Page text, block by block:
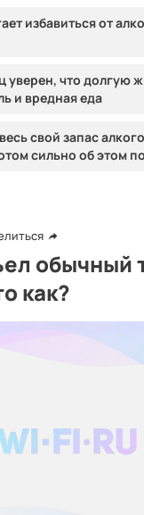
избавиться от
уверен, что долгую
и вредная еда
свой запас
сильно об этом
обычный
как?